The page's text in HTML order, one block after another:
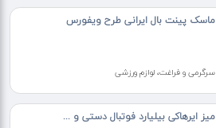
ماسک پینت بال ایرانی طرح ویفورس
سرگرمی و فراغت، لوازم ورزشی
میز ایرهاکی بیلیارد فوتبال دستی و ...